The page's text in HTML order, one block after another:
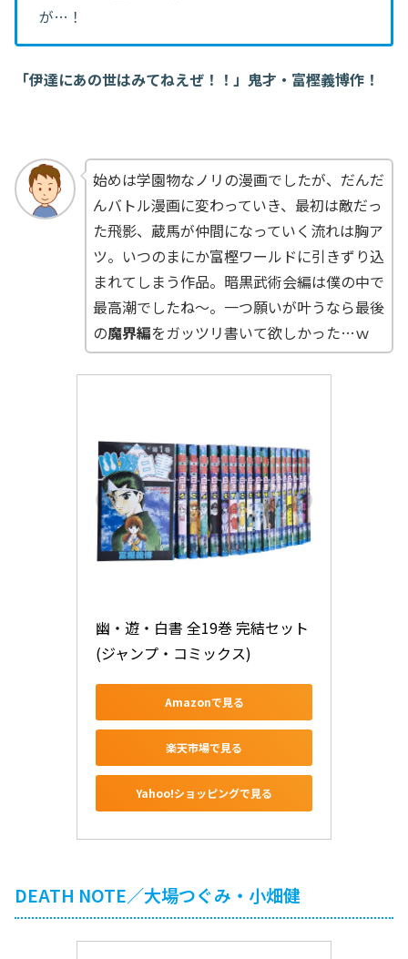
が…！
「伊達にあの世はみてねえぜ！！」鬼才・富樫義博作！
始めは学園物なノリの漫画でしたが、だんだ
んバトル漫画に変わっていき、最初は敵だっ
た飛影、蔵馬が仲間になっていく流れは胸ア
ツ。いつのまにか富樫ワールドに引きずり込
まれてしまう作品。暗黒武術会編は僕の中で
最高潮でしたね～。一つ願いが叶うなら最後
の魔界編をガッツリ書いて欲しかった…ｗ
幽・遊・白書 全19巻 完結セット
(ジャンプ・コミックス)
Amazonで見る
楽天市場で見る
Yahoo!ショッピングで見る
DEATH NOTE／大場つぐみ・小畑健